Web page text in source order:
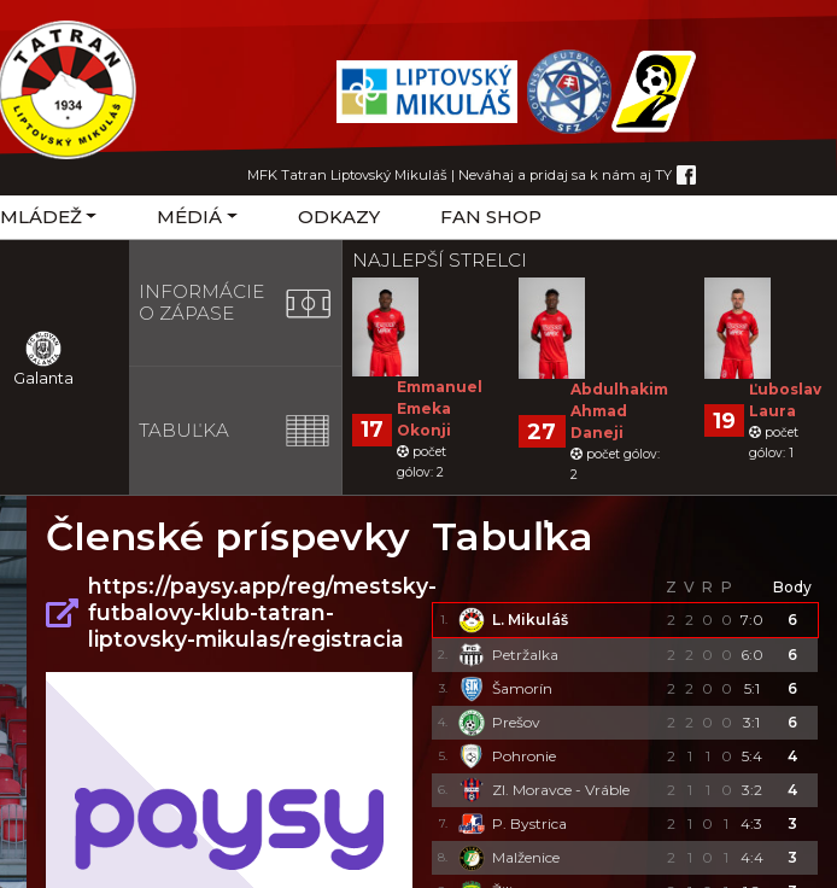
MFK Tatran Liptovský Mikuláš | Neváhaj a pridaj sa k nám aj TY
MLÁDEŽ MÉDIÁ ODKAZY
FAN SHOP
Galanta
INFORMÁCIE
O ZÁPASE
TABUĽKA
NAJLEPŠÍ STRELCI
17
Emmanuel
Emeka
Okonji
počet
gólov: 2
27
Abdulhakim
Ahmad
Daneji
počet gólov:
2
19
Ľuboslav
Laura
počet
gólov: 1
Členské príspevky
https://paysy.app/reg/mestsky-
futbalovy-klub-tatran-
liptovsky-mikulas/registracia
Tabuľka
Z V R P Body
1. L. Mikuláš 2 2 0 0 7:0 6
2. Petržalka 2 2 0 0 6:0 6
3. Šamorín 2 2 0 0 5:1 6
4. Prešov 2 2 0 0 3:1 6
5. Pohronie 2 1 1 0 5:4 4
6. Zl. Moravce - Vráble 2 1 1 0 3:2 4
7. P. Bystrica 2 1 0 1 4:3 3
8. Malženice 2 1 0 1 4:4 3